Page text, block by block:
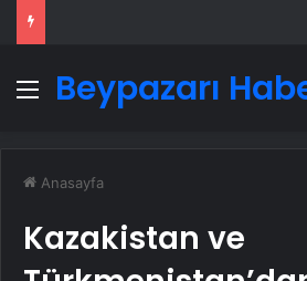
Menü
Beypazarı
Anasayfa
Kazakistan ve